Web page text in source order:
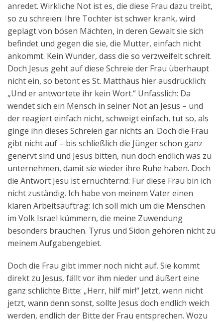
anredet. Wirkliche Not ist es, die diese Frau dazu treibt,
so zu schreien: Ihre Tochter ist schwer krank, wird
geplagt von bösen Mächten, in deren Gewalt sie sich
befindet und gegen die sie, die Mutter, einfach nicht
ankommt. Kein Wunder, dass die so verzweifelt schreit.
Doch Jesus geht auf diese Schreie der Frau überhaupt
nicht ein, so betont es St. Matthäus hier ausdrücklich:
„Und er antwortete ihr kein Wort.“ Unfasslich: Da
wendet sich ein Mensch in seiner Not an Jesus – und
der reagiert einfach nicht, schweigt einfach, tut so, als
ginge ihn dieses Schreien gar nichts an. Doch die Frau
gibt nicht auf – bis schließlich die Jünger schon ganz
genervt sind und Jesus bitten, nun doch endlich was zu
unternehmen, damit sie wieder ihre Ruhe haben. Doch
die Antwort Jesu ist ernüchternd: Für diese Frau bin ich
nicht zuständig. Ich habe von meinem Vater einen
klaren Arbeitsauftrag: Ich soll mich um die Menschen
im Volk Israel kümmern, die meine Zuwendung
besonders brauchen. Tyrus und Sidon gehören nicht zu
meinem Aufgabengebiet.
Doch die Frau gibt immer noch nicht auf. Sie kommt
direkt zu Jesus, fällt vor ihm nieder und äußert eine
ganz schlichte Bitte: „Herr, hilf mir!“ Jetzt, wenn nicht
jetzt, wann denn sonst, sollte Jesus doch endlich weich
werden, endlich der Bitte der Frau entsprechen. Wozu